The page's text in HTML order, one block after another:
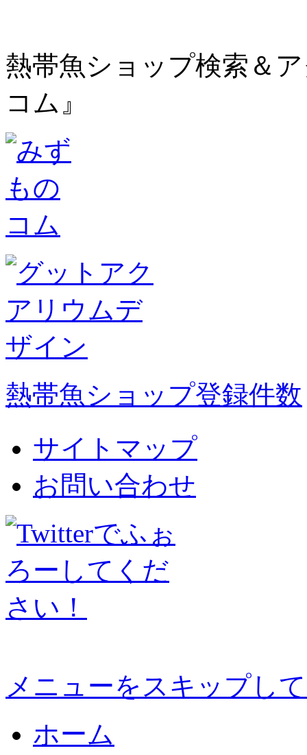
熱帯魚ショップ検索＆
コム』
熱帯魚ショップ登録件数
サイトマップ
お問い合わせ
メニューをスキップし
ホーム